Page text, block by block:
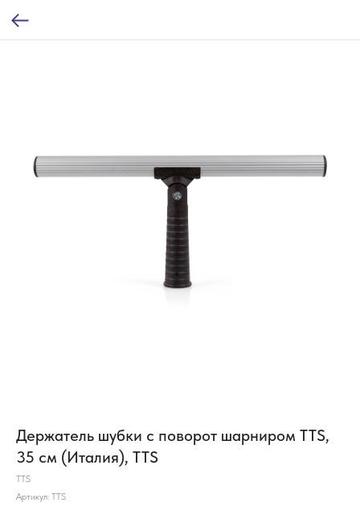
Держатель шубки с поворот шарниром TTS,
35 см (Италия), TTS
TTS
Артикул: TTS